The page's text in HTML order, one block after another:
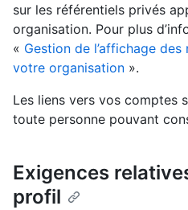
sur les référentiels privés
organisation. Pour plus
« Gestion de l’affichage
votre organisation ».
Les liens vers vos comptes
toute personne pouvant
Exigences
profil